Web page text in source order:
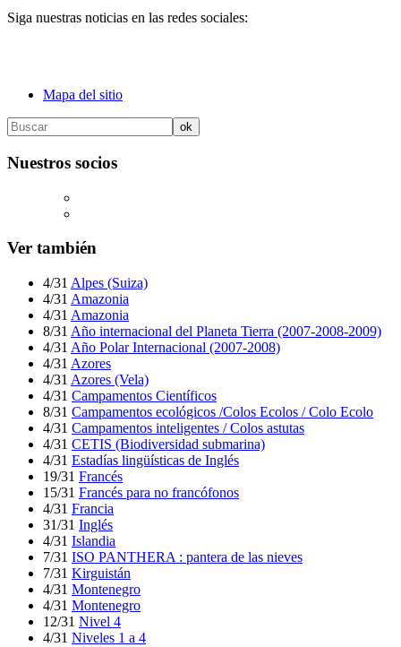
Siga nuestras noticias en las redes sociales:
Mapa del sitio
Nuestros socios
Ver también
4/31 Alpes (Suiza)
4/31 Amazonia
4/31 Amazonia
8/31 Año internacional del Planeta Tierra (2007-2008-2009)
4/31 Año Polar Internacional (2007-2008)
4/31 Azores
4/31 Azores (Vela)
4/31 Campamentos Científicos
8/31 Campamentos ecológicos /Colos Ecolos / Colo Ecolo
4/31 Campamentos inteligentes / Colos astutas
4/31 CETIS (Biodiversidad submarina)
4/31 Estadías lingüísticas de Inglés
19/31 Francés
15/31 Francés para no francófonos
4/31 Francia
31/31 Inglés
4/31 Islandia
7/31 ISO PANTHERA : pantera de las nieves
7/31 Kirguistán
4/31 Montenegro
4/31 Montenegro
12/31 Nivel 4
4/31 Niveles 1 a 4